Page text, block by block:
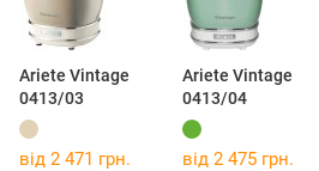
Ariete Vintage
0413/03
Ariete Vintage
0413/04
від 2 471 грн. від 2 475 грн.